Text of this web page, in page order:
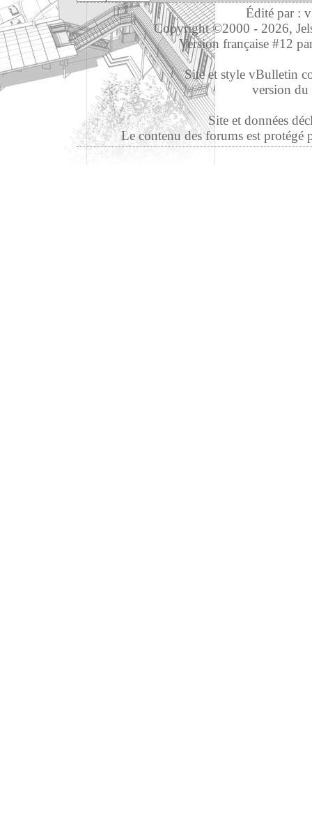
Édité par :
Copyright ©2000 - 2026,
Version française #12
Site et style vBulletin
version
Site et données
Le contenu des forums est protégé